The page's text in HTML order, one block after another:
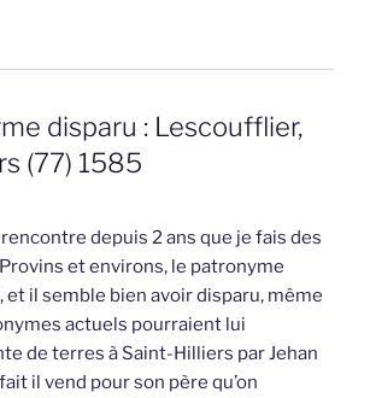
disparu : Lescoufflier,
(77) 1585
depuis 2 ans que je fais des
et environs, le patronyme
et il semble bien avoir disparu, même
actuels pourraient lui
de terres à Saint-Hilliers par Jehan
il vend pour son père qu’on